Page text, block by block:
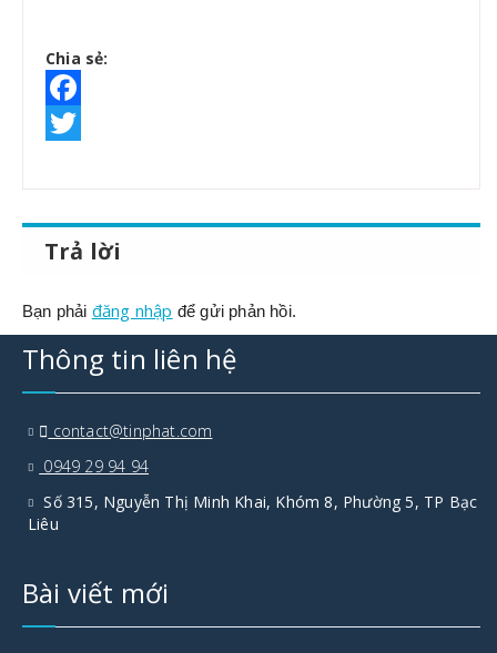
Chia sẻ:
Facebook
Trả lời
Bạn phải đăng nhập để gửi phản hồi.
Thông tin liên hệ
contact@tinphat.com
0949 29 94 94
Số 315, Nguyễn Thị Minh Khai, Khóm 8, Phường 5, TP Bạc
Liêu
Bài viết mới